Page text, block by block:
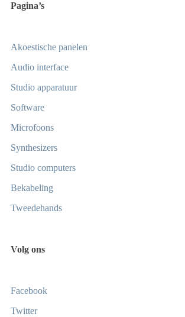
Pagina’s
Akoestische panelen
Audio interface
Studio apparatuur
Software
Microfoons
Synthesizers
Studio computers
Bekabeling
Tweedehands
Volg ons
Facebook
Twitter